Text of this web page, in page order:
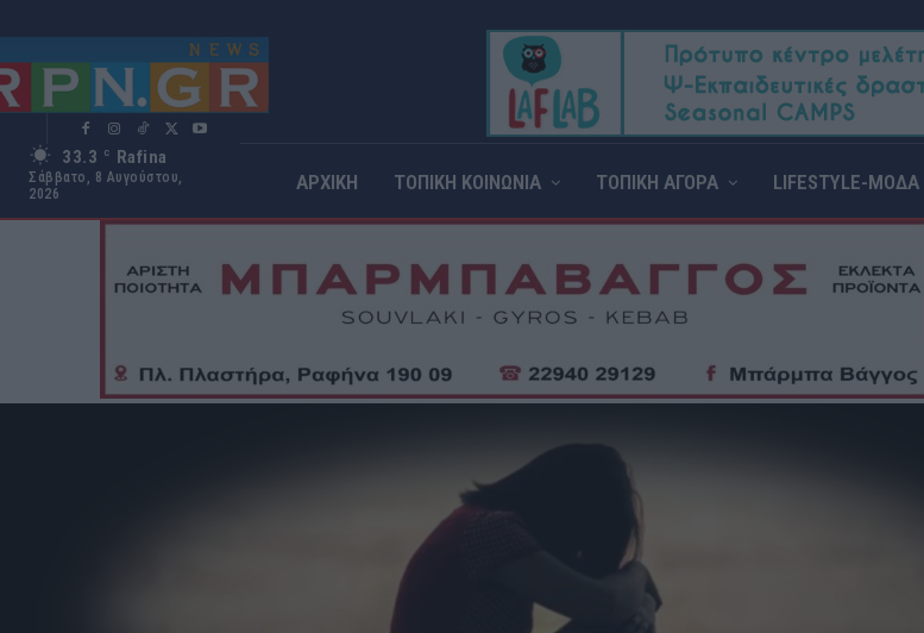
33.3 C Rafina
Σάββατο, 8 Αυγούστου,
2026
ΑΡΧΙΚΗ ΤΟΠΙΚΗ ΚΟΙΝΩΝΙΑ ΤΟΠΙΚΗ ΑΓΟΡΑ LIFESTYLE-ΜΟΔΑ